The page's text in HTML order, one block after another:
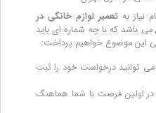
نیاز به تعمیر لوازم خانگی در
باشد که با چه شماره ای باید
این موضوع خواهیم پرداخت:
با تماس با شماره 02158941 می توانید درخواست خود را ثبت
در اولین فرصت با شما هماهنگ